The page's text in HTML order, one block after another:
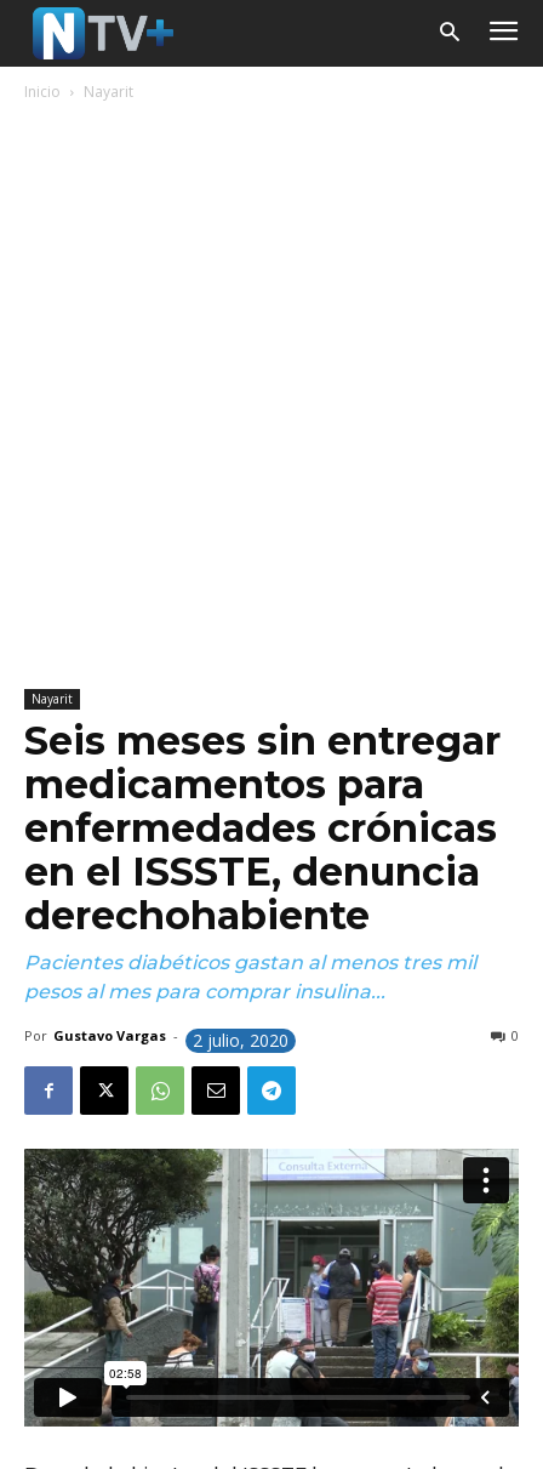
Inicio Nayarit
Nayarit
Seis meses sin entregar
medicamentos para
enfermedades crónicas
en el ISSSTE, denuncia
derechohabiente
Pacientes diabéticos gastan al menos tres mil
pesos al mes para comprar insulina...
Por Gustavo Vargas - 2 julio, 2020 0